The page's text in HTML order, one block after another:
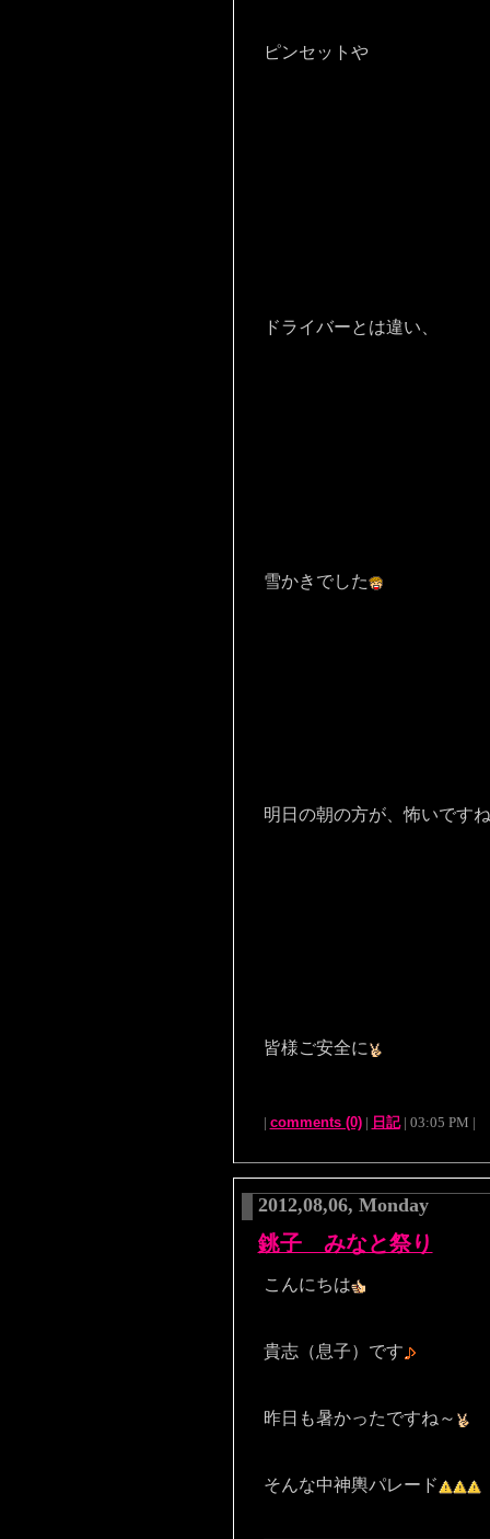
ピンセットや
ドライバーとは違い、
雪かきでした
明日の朝の方が、怖いですね
皆様ご安全に
| comments (0)| 日記| 03:05 PM |
2012,08,06, Monday
銚子 みなと祭り
こんにちは
貴志（息子）です
昨日も暑かったですね～
そんな中神輿パレード